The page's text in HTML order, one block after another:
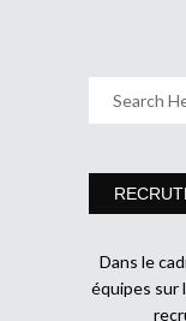
Dans le
équipes sur